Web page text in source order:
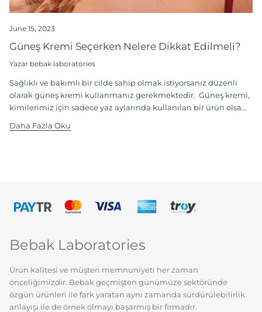
June 15, 2023
Güneş Kremi Seçerken Nelere Dikkat Edilmeli?
Yazar bebak laboratories
Sağlıklı ve bakımlı bir cilde sahip olmak istiyorsanız düzenli
olarak güneş kremi kullanmanız gerekmektedir. Güneş kremi,
kimilerimiz için sadece yaz aylarında kullanılan bir ürün olsa...
Daha Fazla Oku
Bebak Laboratories
Ürün kalitesi ve müşteri memnuniyeti her zaman
önceliğimizdir. Bebak geçmişten günümüze sektöründe
özgün ürünleri ile fark yaratan aynı zamanda sürdürülebilirlik
anlayışı ile de örnek olmayı başarmış bir firmadır.